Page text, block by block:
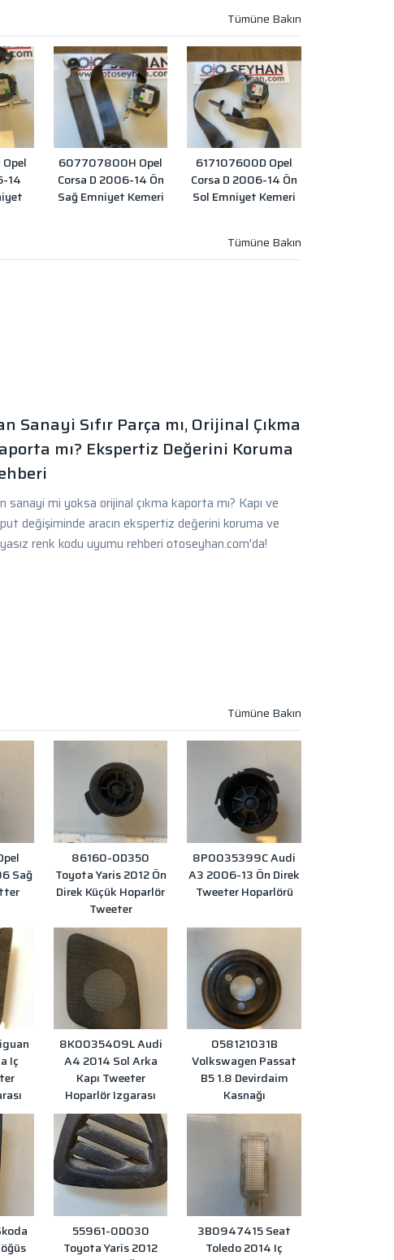
14
607707800H Opel
Corsa D 2006-14 Ön
Sağ Emniyet Kemeri
617107600D Opel
Corsa D 2006-14 Ön
Sol Emniyet Kemeri
Sanayi Sıfır Parça mı, Orijinal Çıkma
mı? Ekspertiz Değerini Koruma
sanayi mi yoksa orijinal çıkma kaporta mı? Kapı ve
değişiminde aracın ekspertiz değerini koruma ve
renk kodu uyumu rehberi otoseyhan.com'da!
Sağ
86160-0D350
Toyota Yaris 2012 Ön
Direk Küçük Hoparlör
Tweeter
8P0035399C Audi
A3 2006-13 Ön Direk
Tweeter Hoparlörü
Iç
8K0035409L Audi
A4 2014 Sol Arka
Kapı Tweeter
Hoparlör Izgarası
058121031B
Volkswagen Passat
B5 1.8 Devirdaim
Kasnağı
55961-0D030
Toyota Yaris 2012
3B0947415 Seat
Toledo 2014 Iç